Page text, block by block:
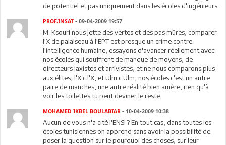
de potentiel et pas uniquement dans les écoles d'ingénieurs.
PROF.INSAT - 09-04-2009 19:57
M. Ksouri nous jette des vertes et des pas mûres, comparer
l'X de palaiseau à l'EPT est presque un crime contre
l'intelligence humaine, essayons d'avancer réellement avec
nos écoles qui souffrent de manque de moyens, de
directeurs laxistes et arrivistes, et ne nous comparons plus
aux élites, l'X c l'X, et Ulm c Ulm, nos écoles c'est un autre
paire de manches, une autre réalité bien amère, rien qu'à
voir les toilettes tu peut deviner le reste.
MOHAMED IKBEL BOULABIAR - 10-04-2009 10:38
Aucun de vous n'a cité l'ENSI ? En tout cas, dans toutes les
écoles tunisiennes on apprend sans avoir la possibilité de
poser la question sur le pourquoi des choses, sur leur